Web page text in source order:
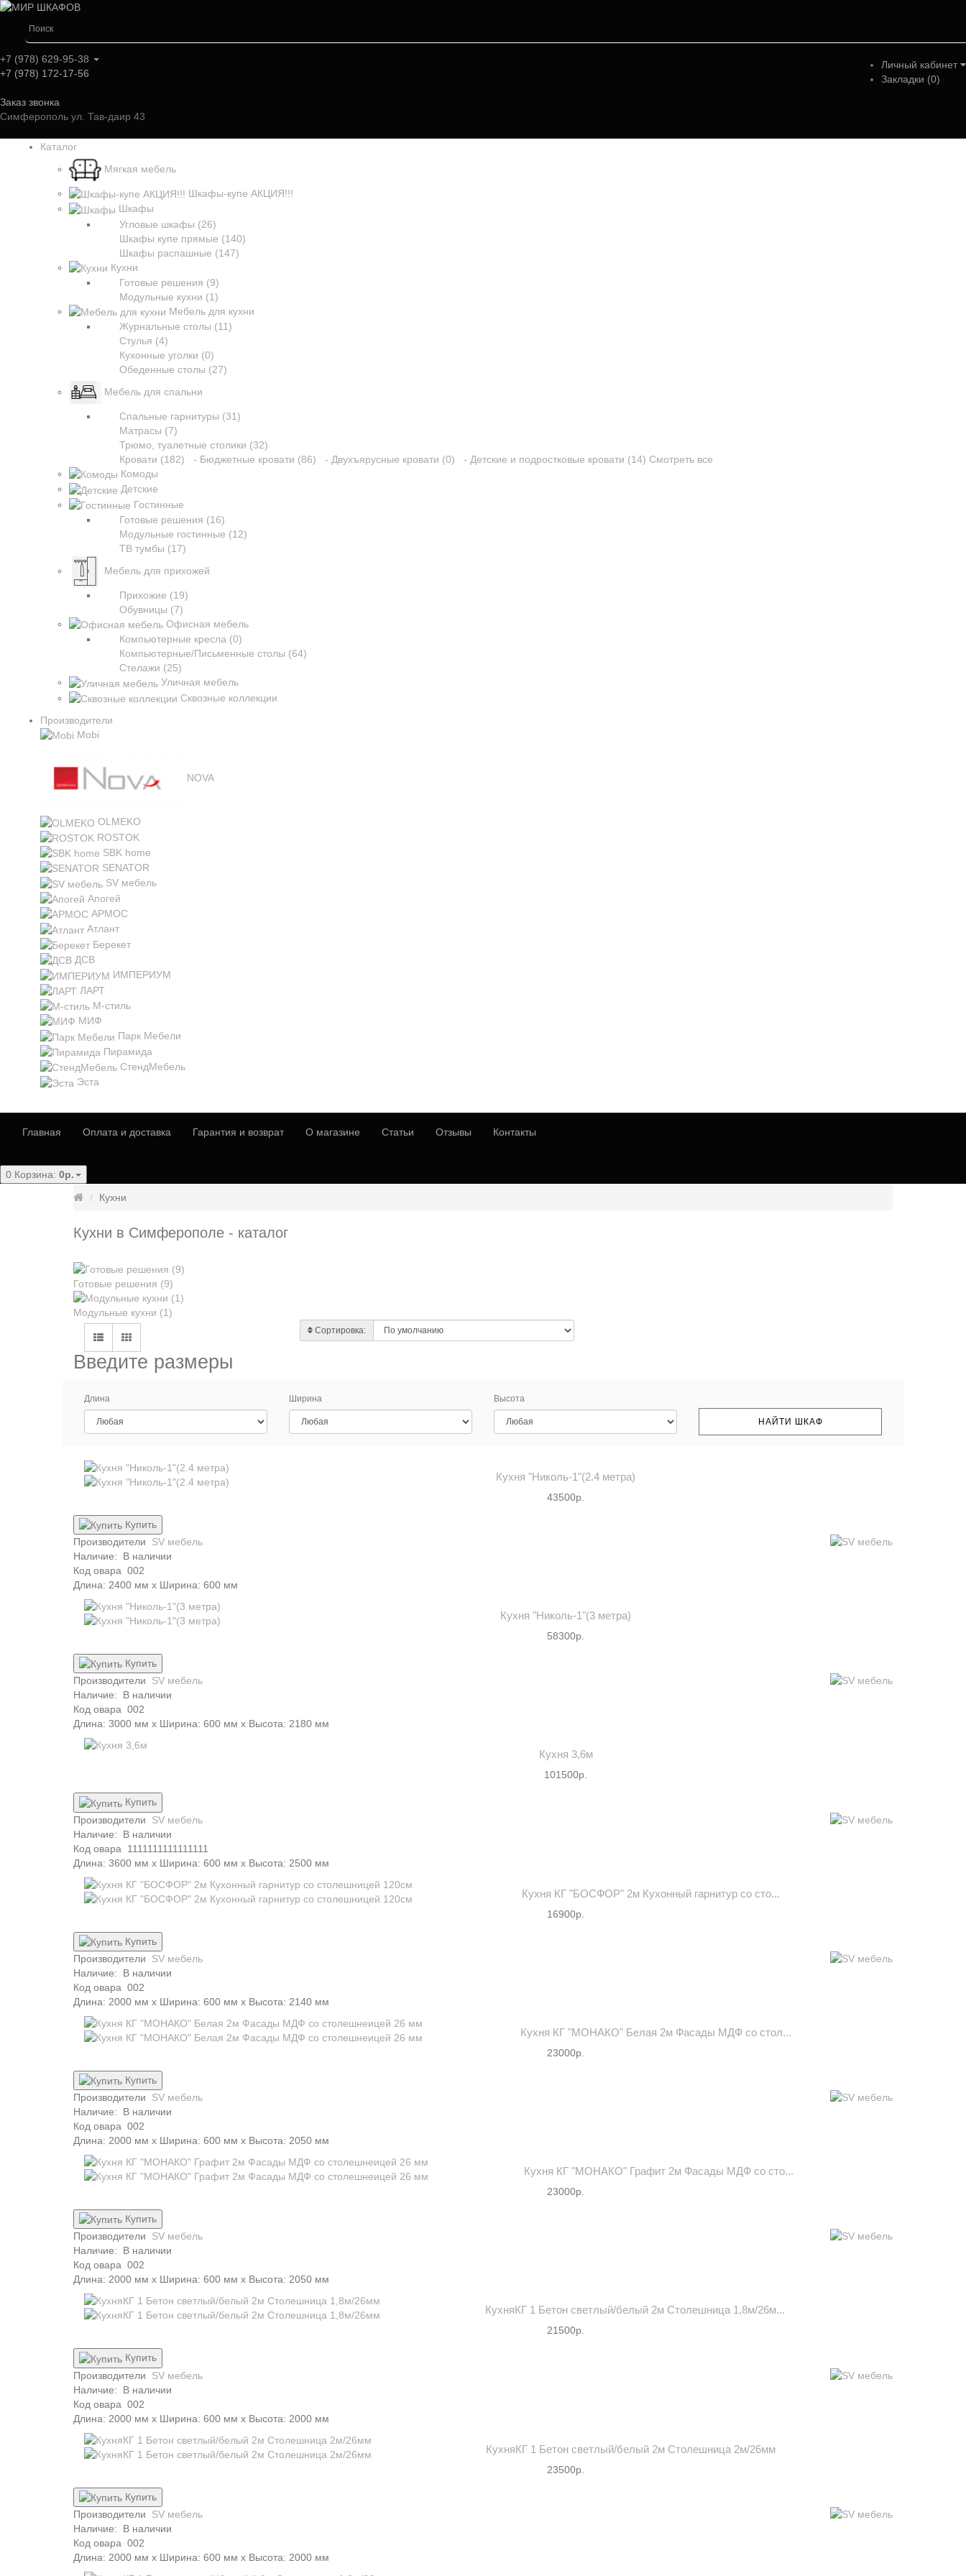
Личный кабинет
Закладки (0)
+7 (978) 629-95-38
+7 (978) 172-17-56
Заказ звонка
Симферополь ул. Тав-даир 43
Каталог
Мягкая мебель
Шкафы-купе АКЦИЯ!!!
Шкафы
Угловые шкафы (26)
Шкафы купе прямые (140)
Шкафы распашные (147)
Кухни
Готовые решения (9)
Модульные кухни (1)
Мебель для кухни
Журнальные столы (11)
Стулья (4)
Кухонные уголки (0)
Обеденные столы (27)
Мебель для спальни
Спальные гарнитуры (31)
Матрасы (7)
Трюмо, туалетные столики (32)
Кровати (182)
- Бюджетные кровати (86) - Двухъярусные кровати (0) - Детские и подростковые кровати (14) Смотреть все
Комоды
Детские
Гостинные
Готовые решения (16)
Модульные гостинные (12)
ТВ тумбы (17)
Мебель для прихожей
Прихожие (19)
Обувницы (7)
Офисная мебель
Компьютерные кресла (0)
Компьютерные/Письменные столы (64)
Стелажи (25)
Уличная мебель
Сквозные коллекции
Производители
Mobi
NOVA
OLMEKO
ROSTOK
SBK home
SENATOR
SV мебель
Апогей
АРМОС
Атлант
Берекет
ДСВ
ИМПЕРИУМ
ЛАРТ
М-стиль
МИФ
Парк Мебели
Пирамида
СтендМебель
Эста
Главная Оплата и доставка Гарантия и возврат О магазине Статьи Отзывы Контакты
0 Корзина: 0р.
Кухни
Кухни в Симферополе - каталог
Готовые решения (9)
Модульные кухни (1)
Сортировка:
Введите размеры
Длина Ширина Высота
Кухня "Николь-1"(2.4 метра)
43500р.
Купить
Производители
SV мебель
Наличие: В наличии
Код овара 002
Длина: 2400 мм x Ширина: 600 мм
Кухня "Николь-1"(3 метра)
58300р.
Купить
Производители
SV мебель
Наличие: В наличии
Код овара 002
Длина: 3000 мм x Ширина: 600 мм x Высота: 2180 мм
Кухня 3,6м
101500р.
Купить
Производители
SV мебель
Наличие: В наличии
Код овара 1111111111111111
Длина: 3600 мм x Ширина: 600 мм x Высота: 2500 мм
Кухня КГ "БОСФОР" 2м Кухонный гарнитур со сто...
16900р.
Купить
Производители
SV мебель
Наличие: В наличии
Код овара 002
Длина: 2000 мм x Ширина: 600 мм x Высота: 2140 мм
Кухня КГ "МОНАКО" Белая 2м Фасады МДФ со стол...
23000р.
Купить
Производители
SV мебель
Наличие: В наличии
Код овара 002
Длина: 2000 мм x Ширина: 600 мм x Высота: 2050 мм
Кухня КГ "МОНАКО" Графит 2м Фасады МДФ со сто...
23000р.
Купить
Производители
SV мебель
Наличие: В наличии
Код овара 002
Длина: 2000 мм x Ширина: 600 мм x Высота: 2050 мм
КухняКГ 1 Бетон светлый/белый 2м Столешница 1,8м/26м...
21500р.
Купить
Производители
SV мебель
Наличие: В наличии
Код овара 002
Длина: 2000 мм x Ширина: 600 мм x Высота: 2000 мм
КухняКГ 1 Бетон светлый/белый 2м Столешница 2м/26мм
23500р.
Купить
Производители
SV мебель
Наличие: В наличии
Код овара 002
Длина: 2000 мм x Ширина: 600 мм x Высота: 2000 мм